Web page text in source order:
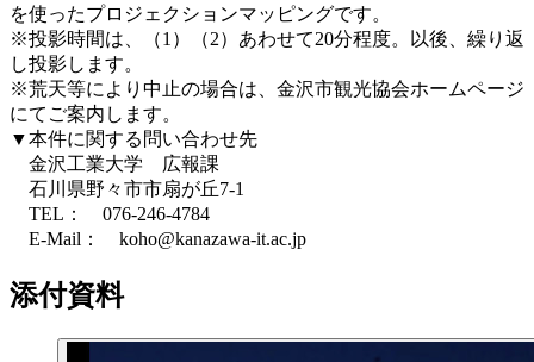
を使ったプロジェクションマッピングです。
※投影時間は、（1）（2）あわせて20分程度。以後、繰り返
し投影します。
※荒天等により中止の場合は、金沢市観光協会ホームページ
にてご案内します。
▼本件に関する問い合わせ先
金沢工業大学 広報課
石川県野々市市扇が丘7-1
TEL： 076-246-4784
E-Mail： koho@kanazawa-it.ac.jp
添付資料